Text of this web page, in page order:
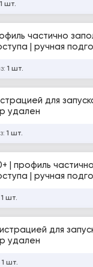
1 шт.
частично
| ручная
1 шт.
SMS, Email.
Селфи и ЗРД). +Номер удален
1 шт.
| профиль
| ручная
1 шт.
SMS, Email.
Селфи и ЗРД). +Номер удален
1 шт.